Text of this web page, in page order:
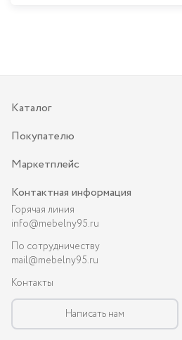
Каталог
Покупателю
Маркетплейс
Контактная информация
Горячая линия
info@mebelny95.ru
По сотрудничеству
mail@mebelny95.ru
Контакты
Написать нам